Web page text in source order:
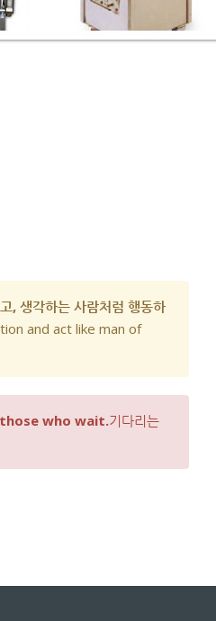
, 생각하는 사람처럼 행동하
and act like man of
who wait.기다리는